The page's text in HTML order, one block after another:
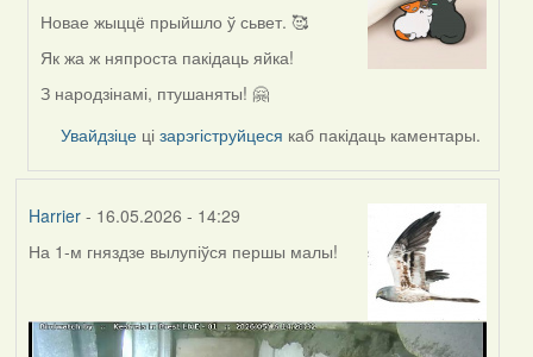
In
reply
by
Harrier
Новае жыццё прыйшло ў сьвет. 🥰
Як жа ж няпроста пакідаць яйка!
З народзінамі, птушаняты! 🤗
Увайдзіце цізарэгіструйцеся каб пакідаць каментары.
Harrier- 16.05.2026 - 14:29
На 1-м гняздзе вылупіўся першы малы!